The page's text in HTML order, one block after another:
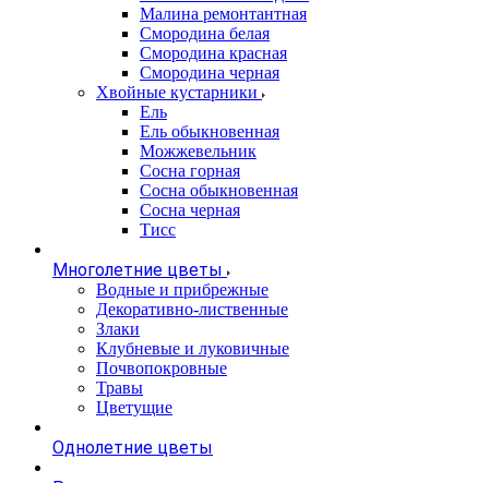
Малина ремонтантная
Смородина белая
Смородина красная
Смородина черная
Хвойные кустарники
Ель
Ель обыкновенная
Можжевельник
Сосна горная
Сосна обыкновенная
Сосна черная
Тисс
Многолетние цветы
Водные и прибрежные
Декоративно-лиственные
Злаки
Клубневые и луковичные
Почвопокровные
Травы
Цветущие
Однолетние цветы